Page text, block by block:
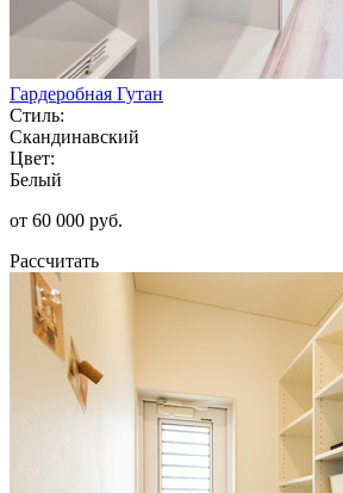
Гардеробная Гутан
Стиль:
Скандинавский
Цвет:
Белый
от 60 000 руб.
Рассчитать